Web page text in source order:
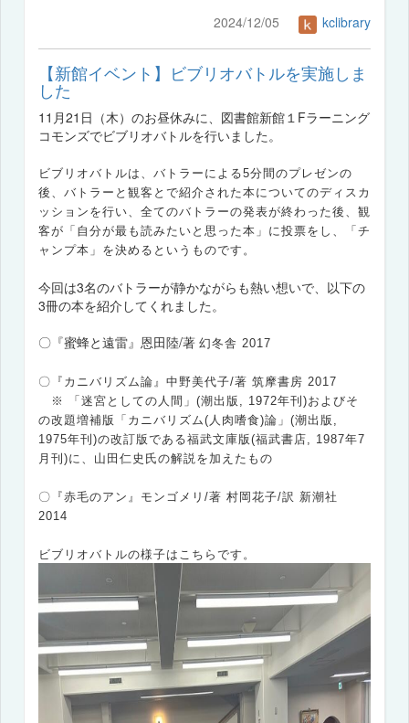
2024/12/05
kclibrary
【新館イベント】ビブリオバトルを実施しま
した
11月21日（木）のお昼休みに、図書館新館１Fラーニング
コモンズでビブリオバトルを行いました。
ビブリオバトルは、バトラーによる5分間のプレゼンの
後、バトラーと観客とで紹介された本についてのディスカ
ッションを行い、全てのバトラーの発表が終わった後、観
客が「自分が最も読みたいと思った本」に投票をし、「チ
ャンプ本」を決めるというものです。
今回は3名のバトラーが静かながらも熱い想いで、以下の
3冊の本を紹介してくれました。
〇『蜜蜂と遠雷』恩田陸/著 幻冬舎 2017
〇『カニバリズム論』中野美代子/著 筑摩書房 2017
※ 「迷宮としての人間」(潮出版, 1972年刊)およびそ
の改題増補版「カニバリズム(人肉嗜食)論」(潮出版,
1975年刊)の改訂版である福武文庫版(福武書店, 1987年7
月刊)に、山田仁史氏の解説を加えたもの
〇『赤毛のアン』モンゴメリ/著 村岡花子/訳 新潮社
2014
ビブリオバトルの様子はこちらです。